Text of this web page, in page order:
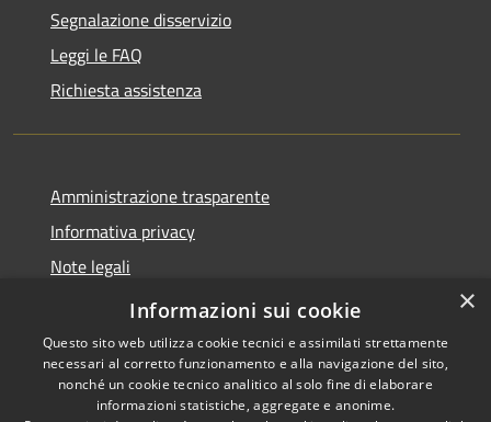
Segnalazione disservizio
Leggi le FAQ
Richiesta assistenza
Amministrazione trasparente
Informativa privacy
Note legali
Dichiarazione di accessibilità
Copyright © 2026 • Comune di
×
Informazioni sui cookie
Questo sito web utilizza cookie tecnici e assimilati strettamente
necessari al corretto funzionamento e alla navigazione del sito,
nonché un cookie tecnico analitico al solo fine di elaborare
informazioni statistiche, aggregate e anonime.